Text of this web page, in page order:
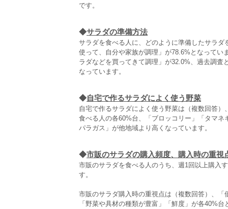
です。
◆サラダの準備方法
サラダを食べる人に、どのように準備したサラ
使って、自分や家族が調理」が78.6%となって
ラダなどを買ってきて調理」が32.0%、過去調
なっています。
◆自宅で作るサラダによく使う野菜
自宅で作るサラダによく使う野菜は（複数回答
食べる人の各60%台、「ブロッコリー」「タマ
パラガス」が他地域より高くなっています。
◆市販のサラダの購入頻度、購入時の重視
市販のサラダを食べる人のうち、週1回以上購入
す。
市販のサラダ購入時の重視点は（複数回答）、
「野菜や具材の種類が豊富」「鮮度」が各40%台